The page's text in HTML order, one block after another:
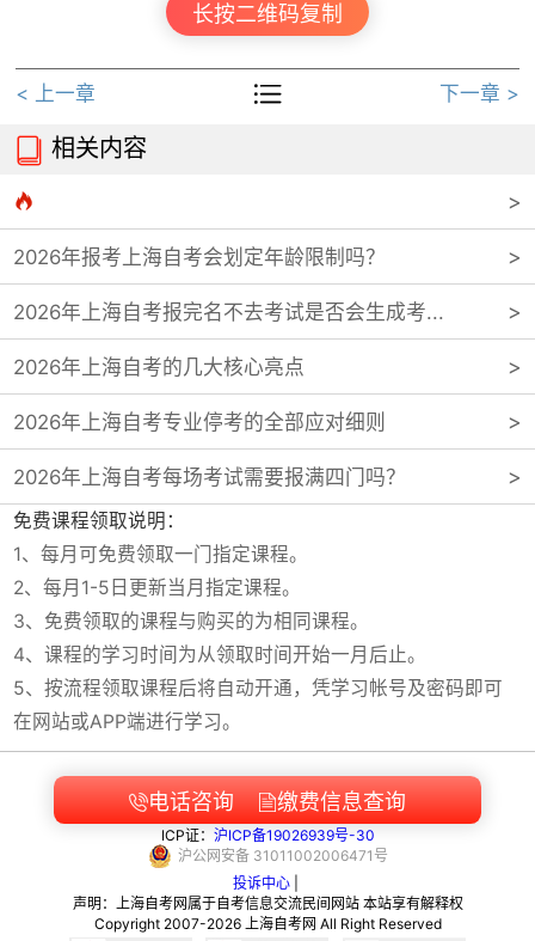
长按二维码复制
< 上一章  下一章 >
 相关内容

2026年报考上海自考会划定年龄限制吗？
2026年上海自考报完名不去考试是否会生成考...
2026年上海自考的几大核心亮点
2026年上海自考专业停考的全部应对细则
2026年上海自考每场考试需要报满四门吗？
免费课程领取说明：
1、每月可免费领取一门指定课程。
2、每月1-5日更新当月指定课程。
3、免费领取的课程与购买的为相同课程。
4、课程的学习时间为从领取时间开始一月后止。
5、按流程领取课程后将自动开通，凭学习帐号及密码即可
在网站或APP端进行学习。
电话咨询 缴费信息查询
ICP证： 沪ICP备19026939号-30
沪公网安备 31011002006471 号
投诉中心
声明：上海自考网属于自考信息交流民间网站 本站享有解释权
Copyright 2007-2026 上海自考网 All Right Reserved